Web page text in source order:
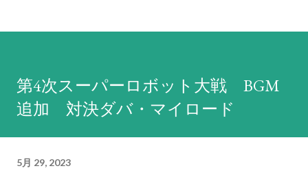
能な最強の武器を選択する。これに合致する武器がない場合は
反撃不能扱いになる。弾切れや射程外からの攻撃には何もしな
択の際に相手の残りHPは考慮しないため、反撃相手のHPが仮
第4次スーパーロボット大戦 BGM
追加 対決ダバ・マイロード
5月 29, 2023